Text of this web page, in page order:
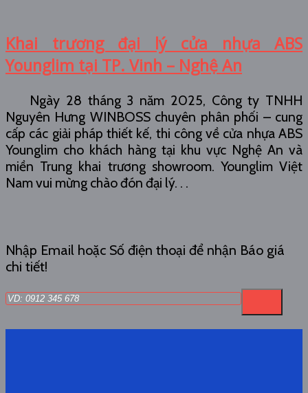
Khai trương đại lý cửa nhựa ABS
Younglim tại TP. Vinh – Nghệ An
Ngày 28 tháng 3 năm 2025, Công ty TNHH
Nguyên Hưng WINBOSS chuyên phân phối – cung
cấp các giải pháp thiết kế, thi công về cửa nhựa ABS
Younglim cho khách hàng tại khu vực Nghệ An và
miền Trung khai trương showroom. Younglim Việt
Nam vui mừng chào đón đại lý. . .
Nhập Email hoặc Số điện thoại để nhận Báo giá
chi tiết!